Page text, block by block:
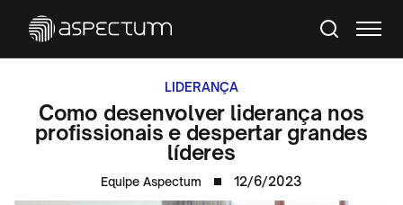
LIDERANÇA
Como desenvolver liderança nos
profissionais e despertar grandes
líderes
Equipe Aspectum 12/6/2023